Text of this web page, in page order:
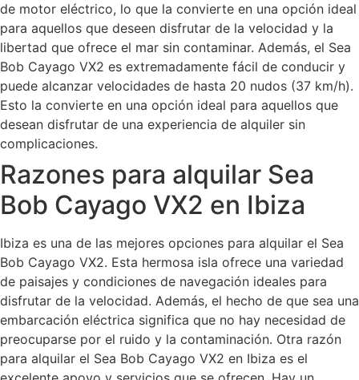
de motor eléctrico, lo que la convierte en una opción ideal
para aquellos que deseen disfrutar de la velocidad y la
libertad que ofrece el mar sin contaminar. Además, el Sea
Bob Cayago VX2 es extremadamente fácil de conducir y
puede alcanzar velocidades de hasta 20 nudos (37 km/h).
Esto la convierte en una opción ideal para aquellos que
desean disfrutar de una experiencia de alquiler sin
complicaciones.
Razones para alquilar Sea
Bob Cayago VX2 en Ibiza
Ibiza es una de las mejores opciones para alquilar el Sea
Bob Cayago VX2. Esta hermosa isla ofrece una variedad
de paisajes y condiciones de navegación ideales para
disfrutar de la velocidad. Además, el hecho de que sea una
embarcación eléctrica significa que no hay necesidad de
preocuparse por el ruido y la contaminación. Otra razón
para alquilar el Sea Bob Cayago VX2 en Ibiza es el